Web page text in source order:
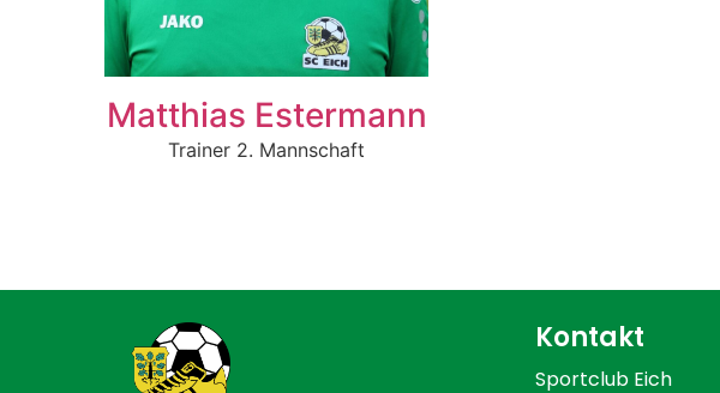
Matthias Estermann
Trainer 2. Mannschaft
Kontakt
Sportclub Eich